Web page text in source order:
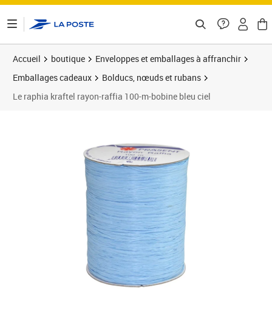
Accueil boutique
Enveloppes et emballages à affranchir
Emballages cadeaux
Bolducs, nœuds et rubans
Le raphia kraftel rayon-raffia 100-m-bobine bleu ciel